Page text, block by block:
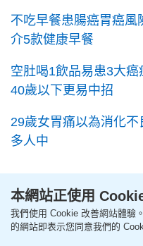
不吃早餐患腸癌胃癌風
介5款健康早餐
空肚喝1飲品易患3大癌
40歲以下更易中招
29歲女胃痛以為消化
多人中
---
由即日起至5月27日，
業意向」問卷調查，
本網站正使用
我們使用 Cookie 改善網站體驗
的網站即表示您同意我們的